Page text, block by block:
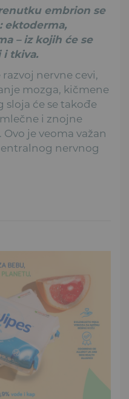
embrion se
ektoderma,
– iz kojih će se
i tkiva.
nervne cevi,
mozga, kičmene
sloja će se takođe
i znojne
je veoma važan
nervnog